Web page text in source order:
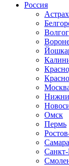
Россия
Омск
Пермь
Самара
Санкт-